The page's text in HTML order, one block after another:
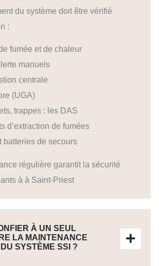
du système doit être vérifié
:
fumée et de chaleur
manuels
centrale
(UGA)
trappes : les DAS
d’extraction de fumées
batteries de secours
régulière garantit la sécurité
à à Saint-Priest
À UN SEUL
LA MAINTENANCE
SYSTÈME SSI ?